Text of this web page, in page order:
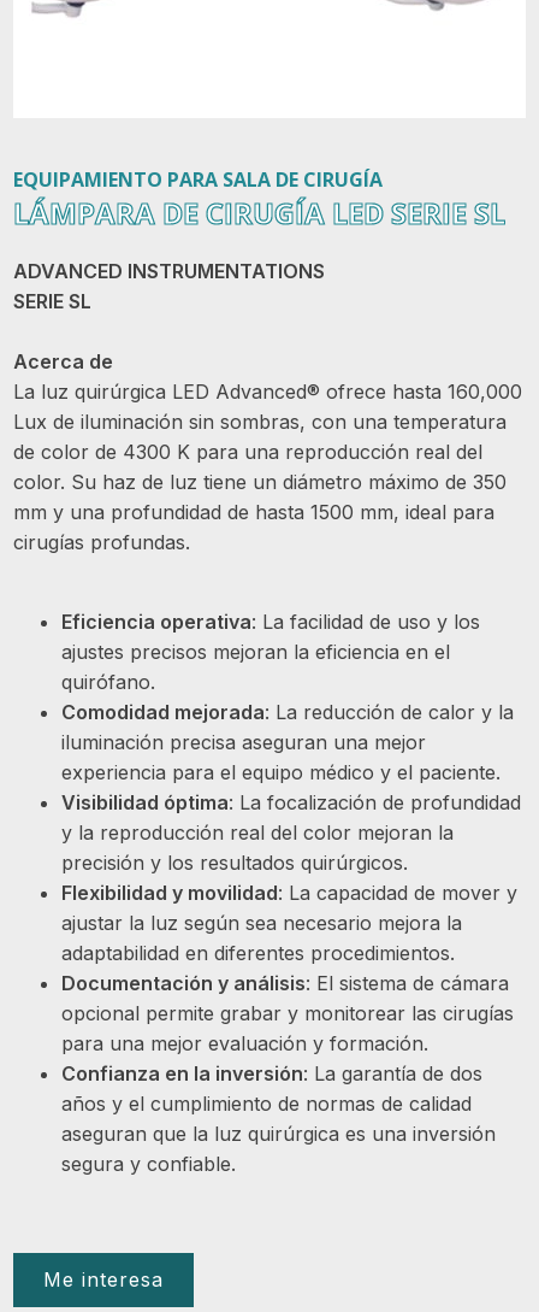
EQUIPAMIENTO PARA SALA DE CIRUGÍA
LÁMPARA DE CIRUGÍA LED SERIE SL
ADVANCED INSTRUMENTATIONS
SERIE SL
Acerca de
La luz quirúrgica LED Advanced® ofrece hasta 160,000
Lux de iluminación sin sombras, con una temperatura
de color de 4300 K para una reproducción real del
color. Su haz de luz tiene un diámetro máximo de 350
mm y una profundidad de hasta 1500 mm, ideal para
cirugías profundas.
Eficiencia operativa: La facilidad de uso y los
ajustes precisos mejoran la eficiencia en el
quirófano.
Comodidad mejorada: La reducción de calor y la
iluminación precisa aseguran una mejor
experiencia para el equipo médico y el paciente.
Visibilidad óptima: La focalización de profundidad
y la reproducción real del color mejoran la
precisión y los resultados quirúrgicos.
Flexibilidad y movilidad: La capacidad de mover y
ajustar la luz según sea necesario mejora la
adaptabilidad en diferentes procedimientos.
Documentación y análisis: El sistema de cámara
opcional permite grabar y monitorear las cirugías
para una mejor evaluación y formación.
Confianza en la inversión: La garantía de dos
años y el cumplimiento de normas de calidad
aseguran que la luz quirúrgica es una inversión
segura y confiable.
Me interesa